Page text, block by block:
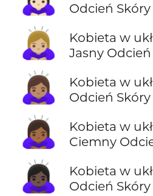
Odcień Skóry
🙇🏼‍♀️
Kobieta w
Jasny
🙇🏽‍♀️
Kobieta w
Odcień Skóry
🙇🏾‍♀️
Kobieta w
Ciemny
🙇🏿‍♀️
Kobieta w
Odcień Skóry